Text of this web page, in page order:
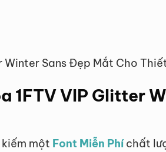
Sans Đẹp Mắt Cho
1FTV VIP Glitter
một Font Miễn Phíchất